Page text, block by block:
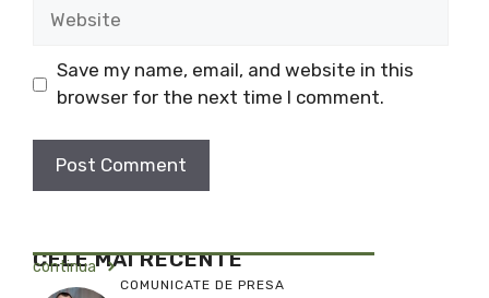
Save my name, email, and website in this
browser for the next time I comment.
CELE MAI RECENTE
continua
COMUNICATE DE PRESA